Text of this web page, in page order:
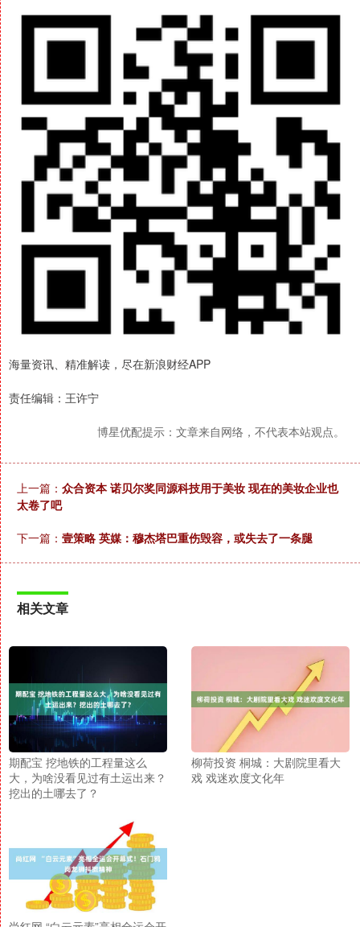
海量资讯、精准解读，尽在新浪财经APP
责任编辑：王许宁
博星优配提示：文章来自网络，不代表本站观点。
上一篇： 众合资本 诺贝尔奖同源科技用于美妆 现在的美妆企业也
太卷了吧
下一篇： 壹策略 英媒：穆杰塔巴重伤毁容，或失去了一条腿
相关文章
期配宝 挖地铁的工程量这么
大，为啥没看见过有土运出来？
挖出的土哪去了？
柳荷投资 桐城：大剧院里看大
戏 戏迷欢度文化年